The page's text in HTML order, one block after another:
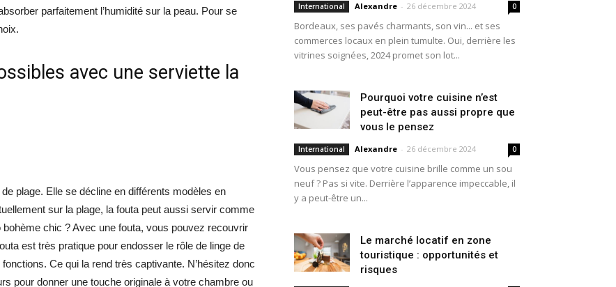
parfaitement l’humidité sur la peau. Pour se
avec une serviette la
plage. Elle se décline en différents modèles en
sur la plage, la fouta peut aussi servir comme
chic ? Avec une fouta, vous pouvez recouvrir
est très pratique pour endosser le rôle de linge de
Ce qui la rend très captivante. N’hésitez donc
pour donner une touche originale à votre chambre ou
International Alexandre - 26 décembre 2024 0
Bordeaux, ses pavés charmants, son vin... et ses
commerces locaux en plein tumulte. Oui, derrière les
vitrines soignées, 2024 promet son lot...
Pourquoi votre cuisine n’est
peut-être pas aussi propre que
vous le pensez
International Alexandre - 26 décembre 2024 0
Vous pensez que votre cuisine brille comme un sou
neuf ? Pas si vite. Derrière l’apparence impeccable, il
y a peut-être un...
Le marché locatif en zone
touristique : opportunités et
risques